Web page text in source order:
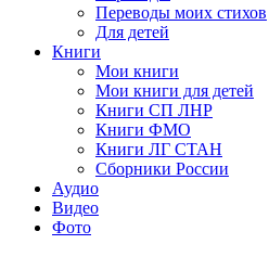
Переводы моих стихов
Для детей
Книги
Мои книги
Мои книги для детей
Книги СП ЛНР
Книги ФМО
Книги ЛГ СТАН
Сборники России
Аудио
Видео
Фото